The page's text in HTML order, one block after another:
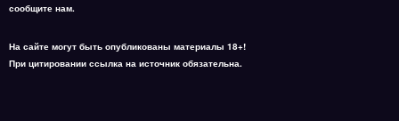
На сайте могут быть опубликованы материалы 18+!